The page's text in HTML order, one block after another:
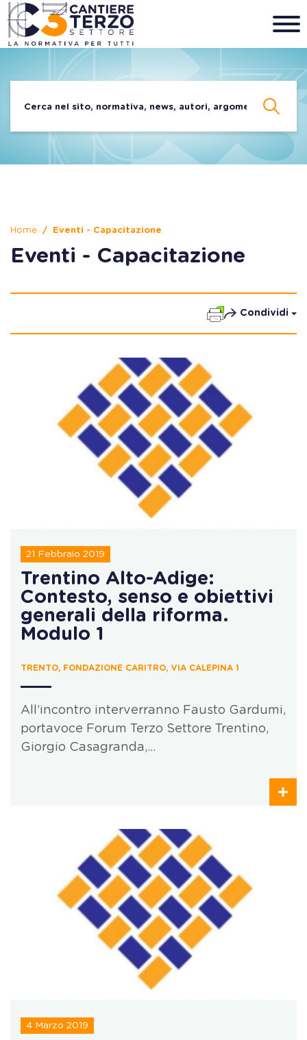
Home Eventi - Capacitazione
Eventi - Capacitazione
Condividi
21 Febbraio 2019
Trentino Alto-Adige:
Contesto, senso e obiettivi
generali della riforma.
Modulo 1
TRENTO, FONDAZIONE CARITRO, VIA CALEPINA 1
All’incontro interverranno Fausto Gardumi,
portavoce Forum Terzo Settore Trentino,
Giorgio Casagranda,…
4 Marzo 2019